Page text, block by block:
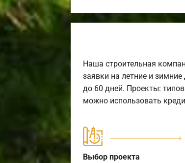
Наша строительная
заявки на летние и
до 60 дней. Проекты:
можно использовать
Выбор проекта